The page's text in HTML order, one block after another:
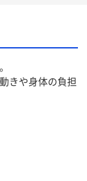
きや身体の負担